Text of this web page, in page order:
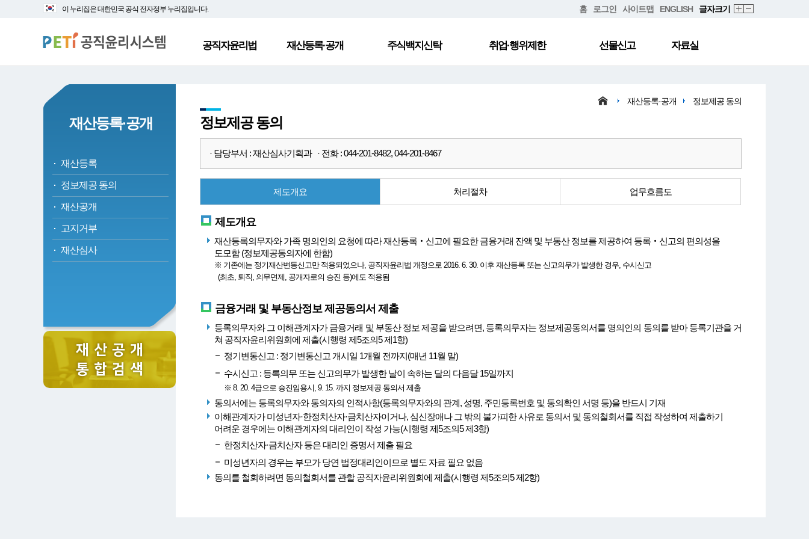
대
바
로
본
로
가
이 누리집은 대한민국 공식 전자정부 누리집입니다. 홈 로그인 사이트맵 ENGLISH 글자크기
공직자윤리법 재산등록·공개 주식백지신탁 취업·행위제한 선물신고 자료실
재산등록·공개
재산등록
정보제공 동의
재산공개
고지거부
재산심사
재 산 공 개
통 합 검 색
재산등록·공개 정보제공 동의
정보제공 동의
· 담당부서 : 재산심사기획과 · 전화 : 044-201-8482, 044-201-8467
제도개요 처리절차 업무흐름도
제도개요
재산등록의무자와 가족 명의인의 요청에 따라 재산등록‧신고에 필요한 금융거래 잔액 및 부동산 정보를 제공하여 등록‧신고의 편의성을
도모함 (정보제공동의자에 한함)
※ 기존에는 정기재산변동신고만 적용되었으나, 공직자윤리법 개정으로 2016. 6. 30. 이후 재산등록 또는 신고의무가 발생한 경우, 수시신고
(최초, 퇴직, 의무면제, 공개자로의 승진 등)에도 적용됨
금융거래 및 부동산정보 제공동의서 제출
등록의무자와 그 이해관계자가 금융거래 및 부동산 정보 제공을 받으려면, 등록의무자는 정보제공동의서를 명의인의 동의를 받아 등록기관을 거
쳐 공직자윤리위원회에 제출(시행령 제5조의5 제1항)
정기변동신고 : 정기변동신고 개시일 1개월 전까지(매년 11월 말)
수시신고 : 등록의무 또는 신고의무가 발생한 날이 속하는 달의 다음달 15일까지
※ 8. 20. 4급으로 승진임용시, 9. 15. 까지 정보제공 동의서 제출
동의서에는 등록의무자와 동의자의 인적사항(등록의무자와의 관계, 성명, 주민등록번호 및 동의확인 서명 등)을 반드시 기재
이해관계자가 미성년자·한정치산자·금치산자이거나, 심신장애나 그 밖의 불가피한 사유로 동의서 및 동의철회서를 직접 작성하여 제출하기
어려운 경우에는 이해관계자의 대리인이 작성 가능(시행령 제5조의5 제3항)
한정치산자·금치산자 등은 대리인 증명서 제출 필요
미성년자의 경우는 부모가 당연 법정대리인이므로 별도 자료 필요 없음
동의를 철회하려면 동의철회서를 관할 공직자윤리위원회에 제출(시행령 제5조의5 제2항)